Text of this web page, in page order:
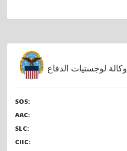
وكالة لوجستيات الدفاع
SOS:
AAC:
SLC:
CIIC: